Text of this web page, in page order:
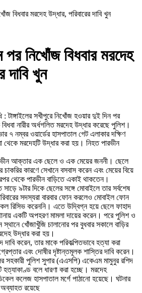
বিধবার মরদেহ উদ্ধার, পরিবারের দাবি খুন
পর নিখোঁজ বিধবার মরদেহ
দাবি খুন
: টাঙ্গাইলের সখীপুরে নিখোঁজ হওয়ার দুই দিন পর
নারীর অর্ধগলিত মরদেহ উদ্ধার করেছে পুলিশ।
৭ নম্বর ওয়ার্ডের হাসপাতাল গেট এলাকার দক্ষিণ
থেকে মরদেহটি উদ্ধার করা হয়। নিহত পারভীন
আক্তার এক ছেলে ও এক মেয়ের জননী। ছেলে
চাকরির কারণে সেখানে বসবাস করেন এবং মেয়ের বিয়ে
থেকে পারভীন বাড়িতে একাই থাকতেন।
৯টার দিকে ছেলের সঙ্গে মোবাইলে তার সর্বশেষ
সদস্যরা বারবার ফোন করলেও মোবাইল ফোন
রিসিভ করেননি। এতে উদ্বিগ্ন হয়ে ছেলে ফাহাদ
একটি অপহরণ মামলা দায়ের করেন। পরে পুলিশ ও
স্থানে খোঁজাখুঁজি চালানোর পর বুধবার সকালে বাড়ির
উদ্ধার করা হয়।
করেন, তার মাকে পরিকল্পিতভাবে হত্যা করা
এবং দোষীর দৃষ্টান্তমূলক শাস্তির দাবি করেন।
সহকারী পুলিশ সুপার (এএসপি) একেএম মামুনুর রশিদ
হত্যাকাণ্ড বলে ধারণা করা হচ্ছে। মরদেহ
কলেজ হাসপাতাল মর্গে পাঠানো হয়েছে। ঘটনার
রয়েছে